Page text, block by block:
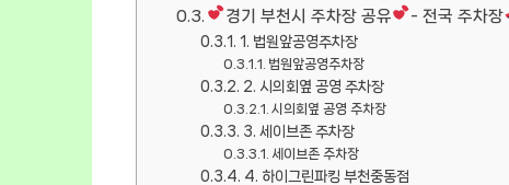
경기 부천시 주차장 공유
- 전국 주차장
1. 법원앞공영주차장
법원앞공영주차장
2. 시의회옆 공영 주차장
시의회옆 공영 주차장
3. 세이브존 주차장
세이브존 주차장
4. 하이그린파킹 부천중동점